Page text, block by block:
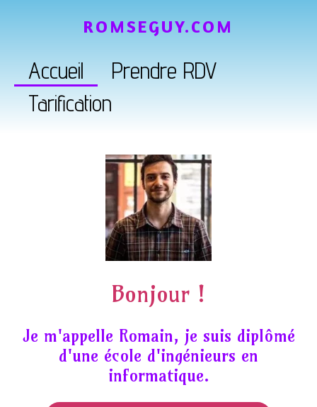
Accueil
Prendre RDV
Tarification
ROMSEGUY.COM
Bonjour !
Je m'appelle Romain, je suis diplômé
d'une école d'ingénieurs en
informatique.